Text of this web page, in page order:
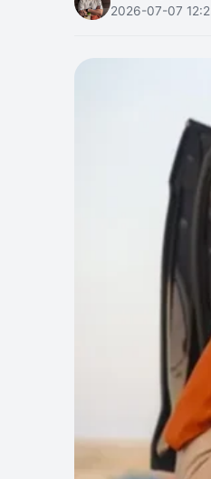
2026-07-07